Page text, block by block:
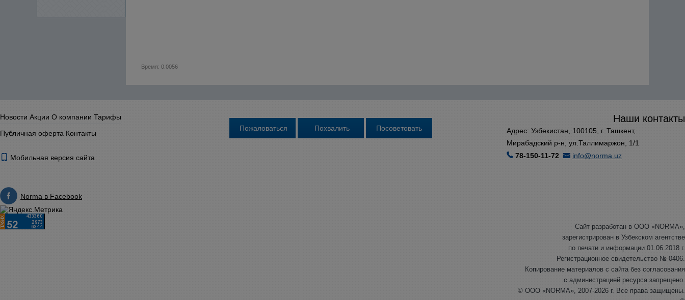
Время: 0.0056
Новости Акции О компании Тарифы
Публичная оферта Контакты
Наши контакты
Адрес: Узбекистан, 100105, г. Ташкент,
Мирабадский р-н, ул.Таллимаржон, 1/1
78-150-11-72
info@norma.uz
Мобильная версия сайта
Norma в Facebook
Сайт разработан в ООО «NORMA»,
зарегистрирован в Узбекском агентстве
по печати и информации 01.06.2018 г.
Регистрационное свидетельство № 0406.
Копирование материалов с сайта без согласования
с администрацией ресурса запрещено.
© ООО «NORMA», 2007-2026 г. Все права защищены.